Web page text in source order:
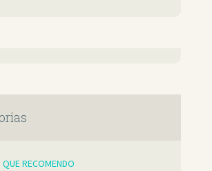
RECOMENDO